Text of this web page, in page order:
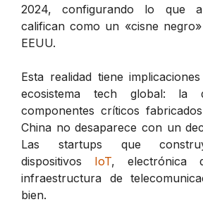
2024, configurando lo que
califican como un «cisne
EEUU.
Esta realidad tiene
ecosistema tech global: la
componentes críticos
China no desaparece con un
Las startups que
dispositivos IoT, electrónica
infraestructura de
bien.